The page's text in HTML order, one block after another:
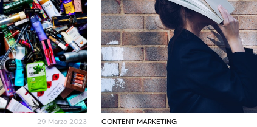
29 Marzo 2023 CONTENT MARKETING